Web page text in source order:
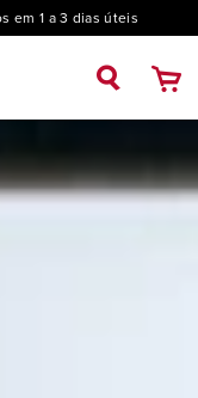
em 1 a 3 dias úteis